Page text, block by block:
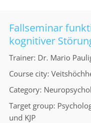
Fallseminar
kognitiver
Trainer Dr. Mario
Course city
Category
Target group
und KJP